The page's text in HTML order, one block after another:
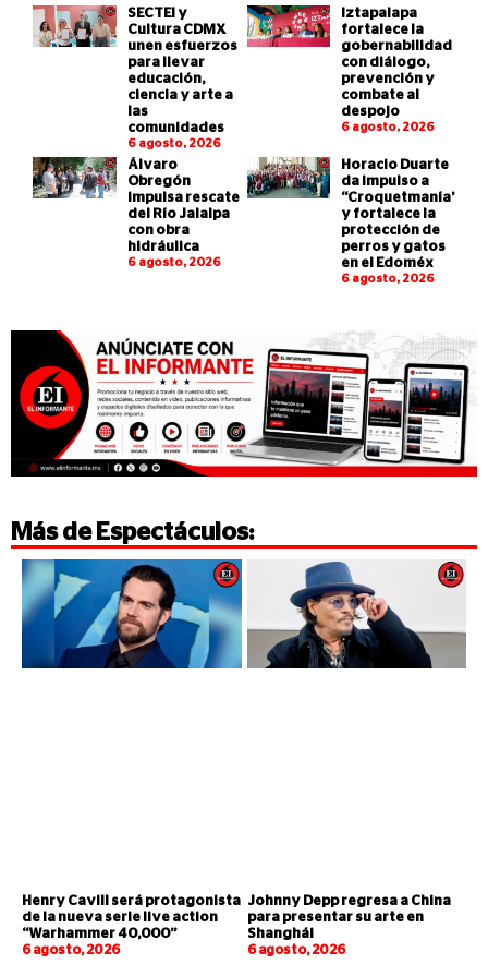
SECTEI y
Cultura CDMX
unen esfuerzos
para llevar
educación,
ciencia y arte a
las
comunidades
6 agosto, 2026
Iztapalapa
fortalece la
gobernabilidad
con diálogo,
prevención y
combate al
despojo
6 agosto, 2026
Álvaro
Obregón
impulsa rescate
del Río Jalalpa
con obra
hidráulica
6 agosto, 2026
Horacio Duarte
da impulso a
“Croquetmanía”
y fortalece la
protección de
perros y gatos
en el Edoméx
6 agosto, 2026
Más de Espectáculos:
Henry Cavill será protagonista
de la nueva serie live action
“Warhammer 40,000”
6 agosto, 2026
Johnny Depp regresa a China
para presentar su arte en
Shanghái
6 agosto, 2026